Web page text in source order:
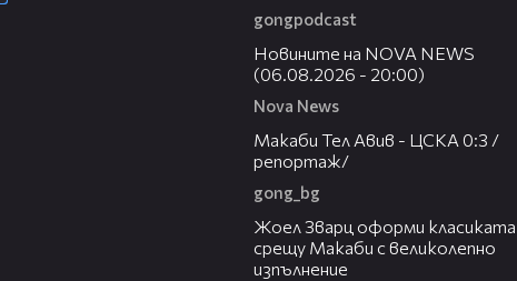
gongpodcast
Новините на NOVA NEWS
(06.08.2026 - 20:00)
Nova News
Макаби Тел Авив - ЦСКА 0:3 /
репортаж/
gong_bg
Жоел Зварц оформи класиката
срещу Макаби с великолепно
изпълнение